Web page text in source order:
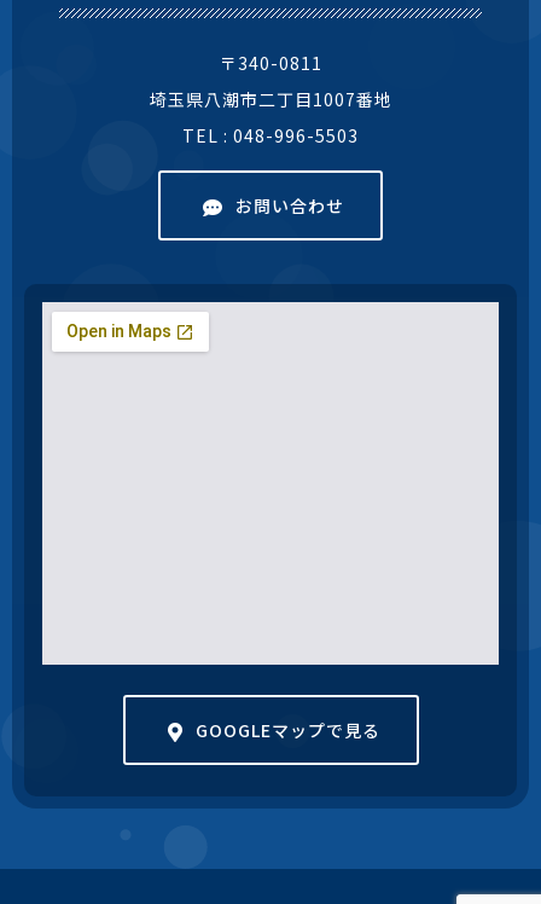
〒340-0811
埼玉県八潮市二丁目1007番地
TEL : 048-996-5503
お問い合わせ
GOOGLEマップで見る